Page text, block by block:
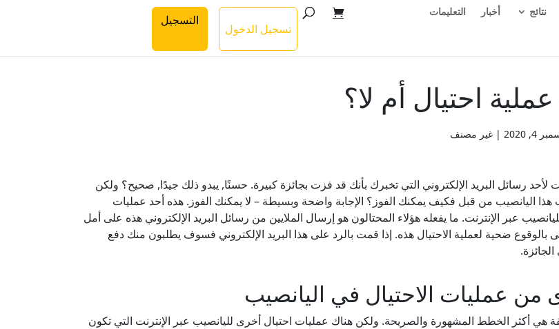
نتائج أخبار
التعليمات
تسجيل الدخول
التسجيل
احتيال أم لا؟
4, 2020 | غير مصنف
رسائل البريد الإلكتروني التي تخبرك بأنك قد فزت بجائزة كبيرة. حسنًا, يبدو ذلك جيدًا, صحيح؟ ولكن
هذا اليانصيب من قبل فكيف يمكنك الفوز؟ الإجابة واضحة وبسيطة – لا يمكنك الفوز. هذه أحد عمليات
عبر الإنترنت. ما يفعله هؤلاء المحتالون هو إرسال الملايين من رسائل البريد الإلكتروني هذه على أمل
ضحية لعملية الاحتيال هذه. إذا قمت بالرد على هذا البريد الإلكتروني فسوف يطلبون منك دفع
من عمليات الاحتيال في اليانصيب
هي أكثر الخطط المشهورة والصريحة. ولكن هناك عمليات احتيال أخرى لليانصيب عبر الإنترنت التي تكون